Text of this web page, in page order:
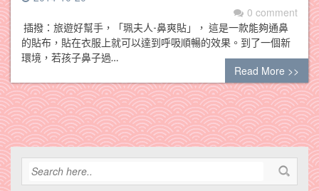
0 comment
插撥：旅遊好幫手，「珮夫人-鼻爽貼」， 這是一款能夠通鼻
的貼布，貼在衣服上就可以達到呼吸順暢的效果。到了一個新
環境，若孩子鼻子過…
Read More >>